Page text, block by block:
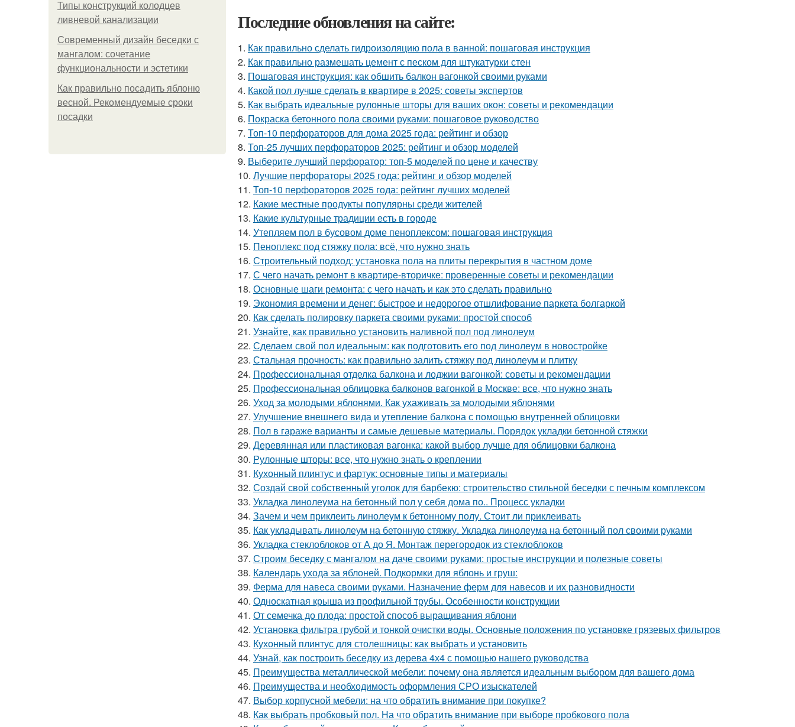
Типы конструкций колодцев
ливневой канализации
Современный дизайн беседки с
мангалом: сочетание
функциональности и эстетики
Как правильно посадить яблоню
весной. Рекомендуемые сроки
посадки
Последние обновления на сайте:
1. Как правильно сделать гидроизоляцию пола в ванной: пошаговая инструкция
2. Как правильно размешать цемент с песком для штукатурки стен
3. Пошаговая инструкция: как обшить балкон вагонкой своими руками
4. Какой пол лучше сделать в квартире в 2025: советы экспертов
5. Как выбрать идеальные рулонные шторы для ваших окон: советы и рекомендации
6. Покраска бетонного пола своими руками: пошаговое руководство
7. Топ-10 перфораторов для дома 2025 года: рейтинг и обзор
8. Топ-25 лучших перфораторов 2025: рейтинг и обзор моделей
9. Выберите лучший перфоратор: топ-5 моделей по цене и качеству
10. Лучшие перфораторы 2025 года: рейтинг и обзор моделей
11. Топ-10 перфораторов 2025 года: рейтинг лучших моделей
12. Какие местные продукты популярны среди жителей
13. Какие культурные традиции есть в городе
14. Утепляем пол в бусовом доме пеноплексом: пошаговая инструкция
15. Пеноплекс под стяжку пола: всё, что нужно знать
16. Строительный подход: установка пола на плиты перекрытия в частном доме
17. С чего начать ремонт в квартире-вторичке: проверенные советы и рекомендации
18. Основные шаги ремонта: с чего начать и как это сделать правильно
19. Экономия времени и денег: быстрое и недорогое отшлифование паркета болгаркой
20. Как сделать полировку паркета своими руками: простой способ
21. Узнайте, как правильно установить наливной пол под линолеум
22. Сделаем свой пол идеальным: как подготовить его под линолеум в новостройке
23. Стальная прочность: как правильно залить стяжку под линолеум и плитку
24. Профессиональная отделка балкона и лоджии вагонкой: советы и рекомендации
25. Профессиональная облицовка балконов вагонкой в Москве: все, что нужно знать
26. Уход за молодыми яблонями. Как ухаживать за молодыми яблонями
27. Улучшение внешнего вида и утепление балкона с помощью внутренней облицовки
28. Пол в гараже варианты и самые дешевые материалы. Порядок укладки бетонной стяжки
29. Деревянная или пластиковая вагонка: какой выбор лучше для облицовки балкона
30. Рулонные шторы: все, что нужно знать о креплении
31. Кухонный плинтус и фартук: основные типы и материалы
32. Создай свой собственный уголок для барбекю: строительство стильной беседки с печным комплексом
33. Укладка линолеума на бетонный пол у себя дома по.. Процесс укладки
34. Зачем и чем приклеить линолеум к бетонному полу. Стоит ли приклеивать
35. Как укладывать линолеум на бетонную стяжку. Укладка линолеума на бетонный пол своими руками
36. Укладка стеклоблоков от А до Я. Монтаж перегородок из стеклоблоков
37. Строим беседку с мангалом на даче своими руками: простые инструкции и полезные советы
38. Календарь ухода за яблоней. Подкормки для яблонь и груш:
39. Ферма для навеса своими руками. Назначение ферм для навесов и их разновидности
40. Односкатная крыша из профильной трубы. Особенности конструкции
41. От семечка до плода: простой способ выращивания яблони
42. Установка фильтра грубой и тонкой очистки воды. Основные положения по установке грязевых фильтров
43. Кухонный плинтус для столешницы: как выбрать и установить
44. Узнай, как построить беседку из дерева 4х4 с помощью нашего руководства
45. Преимущества металлической мебели: почему она является идеальным выбором для вашего дома
46. Преимущества и необходимость оформления СРО изыскателей
47. Выбор корпусной мебели: на что обратить внимание при покупке?
48. Как выбрать пробковый пол. На что обратить внимание при выборе пробкового пола